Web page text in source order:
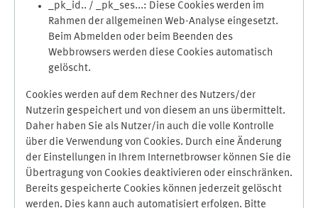
_pk_id.. / _pk_ses...: Diese Cookies werden im
Rahmen der allgemeinen Web-Analyse eingesetzt.
Beim Abmelden oder beim Beenden des
Webbrowsers werden diese Cookies automatisch
gelöscht.
Cookies werden auf dem Rechner des Nutzers/der
Nutzerin gespeichert und von diesem an uns übermittelt.
Daher haben Sie als Nutzer/in auch die volle Kontrolle
über die Verwendung von Cookies. Durch eine Änderung
der Einstellungen in Ihrem Internetbrowser können Sie die
Übertragung von Cookies deaktivieren oder einschränken.
Bereits gespeicherte Cookies können jederzeit gelöscht
werden. Dies kann auch automatisiert erfolgen. Bitte